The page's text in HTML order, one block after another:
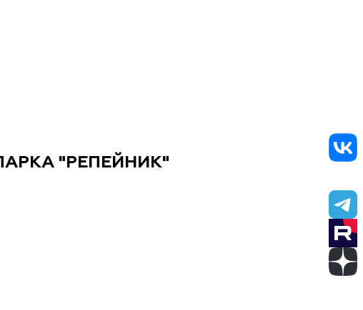
"РЕПЕЙНИК"